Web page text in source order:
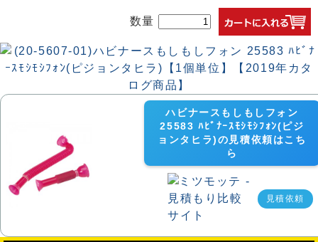
数量
ハビナースもしもしフォン
25583 ﾊﾋﾞﾅｰｽﾓｼﾓｼﾌｫﾝ(ピジ
ョンタヒラ)の見積依頼はこち
ら
見積依頼